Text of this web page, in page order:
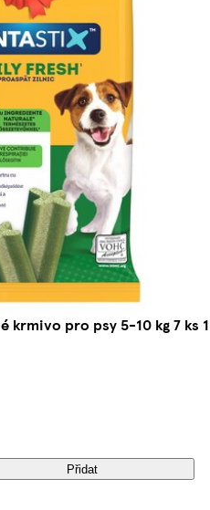
krmivo pro psy 5-10 kg 7 ks
Přidat